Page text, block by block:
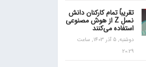
تقریباً تمام کارکنان دانش
نسل Z از هوش مصنوعی
استفاده می‌کنند
دوشنبه, 5 آذر 1403, ساعت
20:29